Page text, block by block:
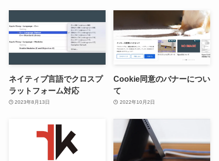
ネイティブ言語でクロスプ
ラットフォーム対応
2023年8月13日
Cookie同意のバナーについ
て
2022年10月2日